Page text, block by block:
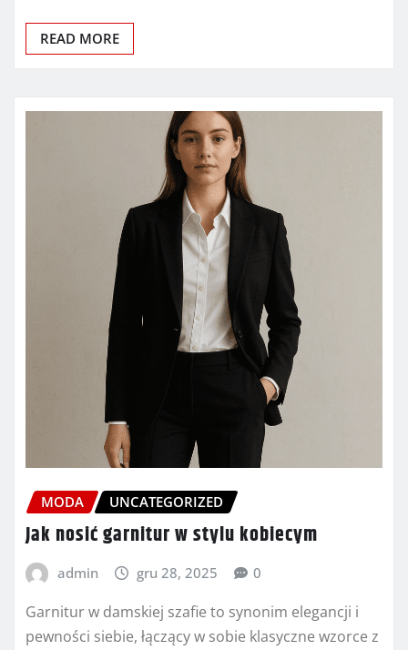
READ MORE
MODA UNCATEGORIZED
Jak nosić garnitur w stylu kobiecym
admin gru 28, 2025 0
Garnitur w damskiej szafie to synonim elegancji i
pewności siebie, łączący w sobie klasyczne wzorce z